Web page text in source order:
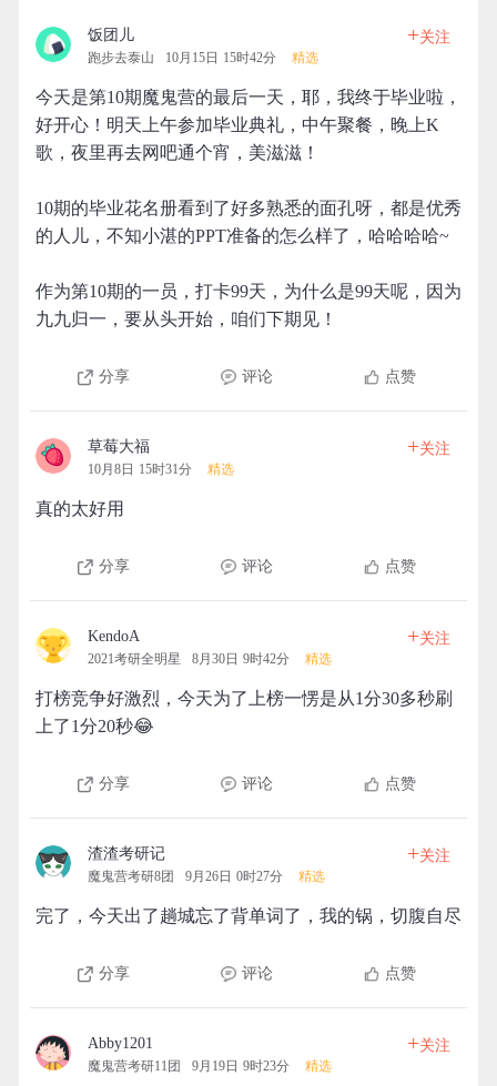
饭团儿
跑步去泰山 10月15日 15时42分 精选
+关注
今天是第10期魔鬼营的最后一天，耶，我终于毕业啦，
好开心！明天上午参加毕业典礼，中午聚餐，晚上K
歌，夜里再去网吧通个宵，美滋滋！
10期的毕业花名册看到了好多熟悉的面孔呀，都是优秀
的人儿，不知小湛的PPT准备的怎么样了，哈哈哈哈~
作为第10期的一员，打卡99天，为什么是99天呢，因为
九九归一，要从头开始，咱们下期见！
分享 评论 点赞
草莓大福
10月8日 15时31分 精选
+关注
真的太好用
分享 评论 点赞
KendoA
2021考研全明星 8月30日 9时42分 精选
+关注
打榜竞争好激烈，今天为了上榜一愣是从1分30多秒刷
上了1分20秒😂
分享 评论 点赞
渣渣考研记
魔鬼营考研8团 9月26日 0时27分 精选
+关注
完了，今天出了趟城忘了背单词了，我的锅，切腹自尽
分享 评论 点赞
Abby1201
魔鬼营考研11团 9月19日 9时23分 精选
+关注